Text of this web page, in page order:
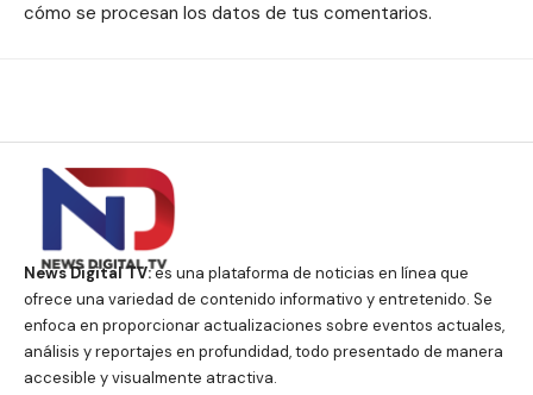
cómo se procesan los datos de tus comentarios.
News Digital TV:es una plataforma de noticias en línea que
ofrece una variedad de contenido informativo y entretenido. Se
enfoca en proporcionar actualizaciones sobre eventos actuales,
análisis y reportajes en profundidad, todo presentado de manera
accesible y visualmente atractiva.